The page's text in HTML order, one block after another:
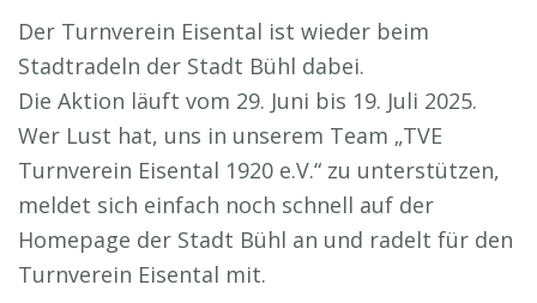
Der Turnverein Eisental ist wieder beim
Stadtradeln der Stadt Bühl dabei.
Die Aktion läuft vom 29. Juni bis 19. Juli 2025.
Wer Lust hat, uns in unserem Team „TVE
Turnverein Eisental 1920 e.V.“ zu unterstützen,
meldet sich einfach noch schnell auf der
Homepage der Stadt Bühl an und radelt für den
Turnverein Eisental mit.